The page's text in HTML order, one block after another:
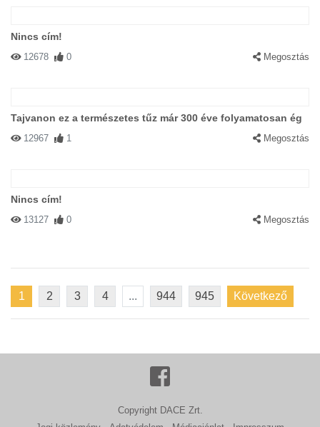
Nincs cím!
12678 0 Megosztás
Tajvanon ez a természetes tűz már 300 éve folyamatosan ég
12967 1 Megosztás
Nincs cím!
13127 0 Megosztás
1 2 3 4 ... 944 945 Következő
Copyright DACE Zrt.